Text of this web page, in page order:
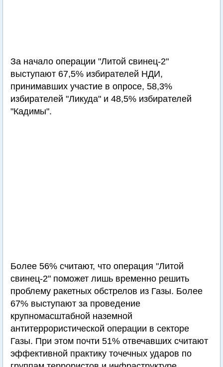
За начало операции "Литой свинец-2"
выступают 67,5% избирателей НДИ,
принимавших участие в опросе, 58,3%
избирателей "Ликуда" и 48,5% избирателей
"Кадимы".
Более 56% считают, что операция "Литой
свинец-2" поможет лишь временно решить
проблему ракетных обстрелов из Газы. Более
67% выступают за проведение
крупномасштабной наземной
антитеррористической операции в секторе
Газы. При этом почти 51% отвечавших считают
эффективной практику точечных ударов по